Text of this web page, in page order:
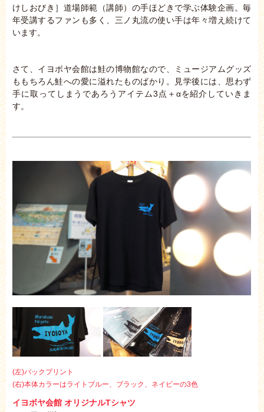
けしおびき］道場師範（講師）の手ほどきで学ぶ体験企画。毎
年受講するファンも多く、三ノ丸流の使い手は年々増え続けて
います。
さて、イヨボヤ会館は鮭の博物館なので、ミュージアムグッズ
ももちろん鮭への愛に溢れたものばかり。見学後には、思わず
手に取ってしまうであろうアイテム3点＋αを紹介していきま
す。
(左)バックプリント
(右)本体カラーはライトブルー、ブラック、ネイビーの3色
イヨボヤ会館 オリジナルTシャツ